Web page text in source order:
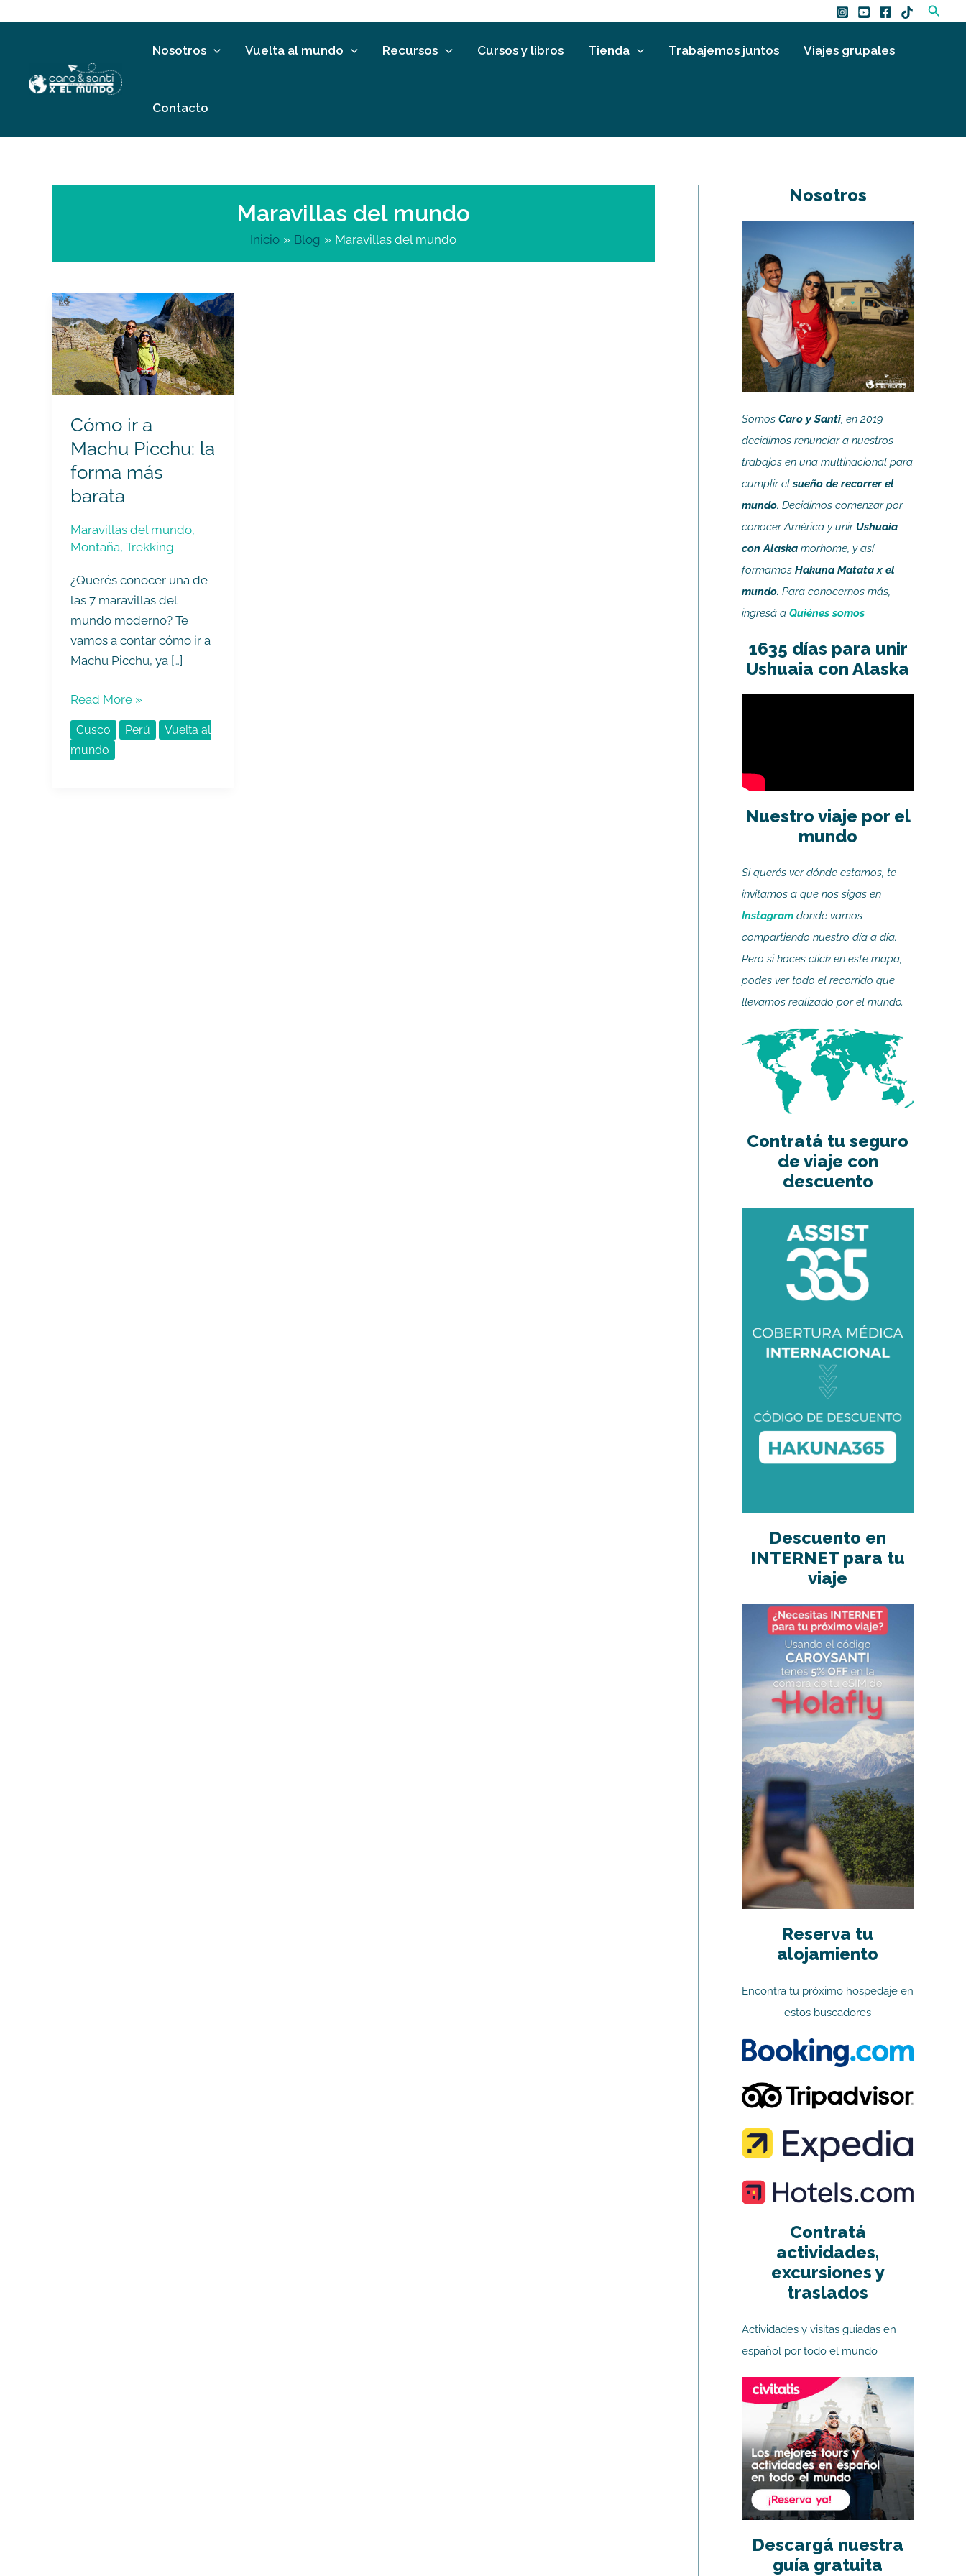
Nosotros Vuelta al mundo Recursos Cursos y libros Tienda Trabajemos juntos Viajes grupales
Contacto
Maravillas del mundo
Inicio Blog Maravillas del mundo
Cómo ir a
Machu Picchu: la
forma más
barata
Maravillas del mundo,
Montaña, Trekking
¿Querés conocer una de
las 7 maravillas del
mundo moderno? Te
vamos a contar cómo ir a
Machu Picchu, ya […]
Cómo
ir
a
Machu
Picchu:
forma
más
barata
Read More »
Cusco Perú
Vuelta al
mundo
Nosotros
Somos Caro y Santi, en 2019
decidimos renunciar a nuestros
trabajos en una multinacional para
cumplir elsueño de recorrer el
mundo. Decidimos comenzar por
conocer América y unir Ushuaia
con Alaska morhome, y así
formamos Hakuna Matata x el
mundo. Para conocernos más,
ingresá a Quiénes somos
1635 días para unir
Ushuaia con Alaska
Nuestro viaje por el
mundo
Si querés ver dónde estamos, te
invitamos a que nos sigas en
Instagram donde vamos
compartiendo nuestro día a día.
Pero si haces click en este mapa,
podes ver todo el recorrido que
llevamos realizado por el mundo.
Contratá tu seguro
de viaje con
descuento
Descuento en
INTERNET para tu
viaje
Reserva tu
alojamiento
Encontra tu próximo hospedaje en
estos buscadores
Contratá
actividades,
excursiones y
traslados
Actividades y visitas guiadas en
español por todo el mundo
Descargá nuestra
guía gratuita